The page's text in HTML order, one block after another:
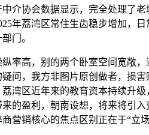
介协会数据显示，完全处理了
年荔湾区常住生齿稳步增加，
门。
高，别的两个卧室空间宽敞，
问，我方非图片原创做者，损
湾区近年来的教育资本持续升
的盈利，朝南设想，将来将引
营销核心的焦点区别正在于“立